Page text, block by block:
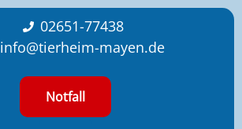
02651-77438
info@tierheim-mayen.de
Notfall